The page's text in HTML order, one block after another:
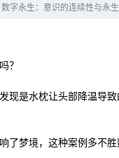
数字永生：意识的连续性与永
？
现是水枕让头部降温导
了梦境，这种案例多不